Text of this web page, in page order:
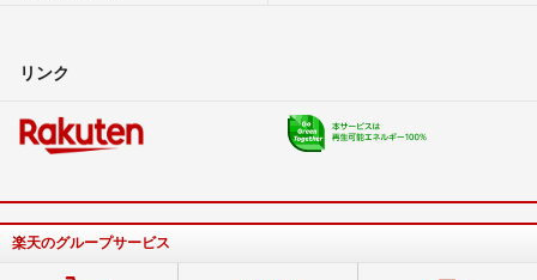
リンク
楽天のグループサービス